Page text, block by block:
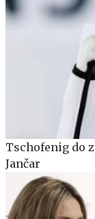
Tschofenig do
Jančar